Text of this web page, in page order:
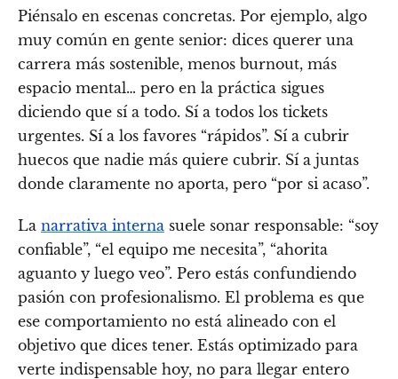
Piénsalo en escenas concretas. Por ejemplo, algo
muy común en gente senior: dices querer una
carrera más sostenible, menos burnout, más
espacio mental… pero en la práctica sigues
diciendo que sí a todo. Sí a todos los tickets
urgentes. Sí a los favores “rápidos”. Sí a cubrir
huecos que nadie más quiere cubrir. Sí a juntas
donde claramente no aporta, pero “por si acaso”.
La narrativa interna suele sonar responsable: “soy
confiable”, “el equipo me necesita”, “ahorita
aguanto y luego veo”. Pero estás confundiendo
pasión con profesionalismo. El problema es que
ese comportamiento no está alineado con el
objetivo que dices tener. Estás optimizado para
verte indispensable hoy, no para llegar entero